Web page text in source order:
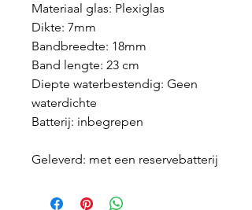
Materiaal glas: Plexiglas
Dikte: 7mm
Bandbreedte: 18mm
Band lengte: 23 cm
Diepte waterbestendig: Geen
waterdichte
Batterij: inbegrepen
Geleverd: met een reservebatterij